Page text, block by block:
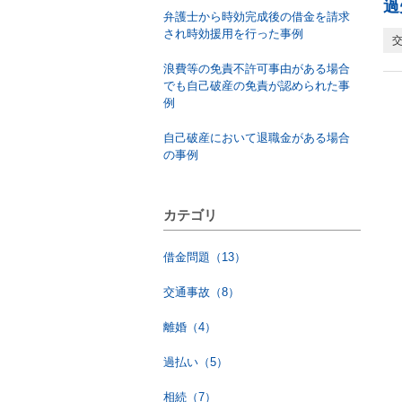
弁護士から時効完成後の借金を請求
され時効援用を行った事例
浪費等の免責不許可事由がある場合
でも自己破産の免責が認められた事
例
自己破産において退職金がある場合
の事例
カテゴリ
借金問題（13）
交通事故（8）
離婚（4）
過払い（5）
相続（7）